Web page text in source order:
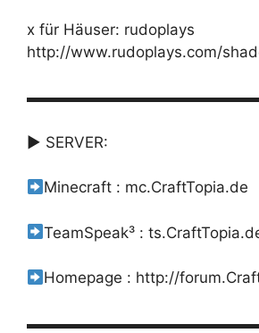
x für Häuser: rudoplays
http://www.rudoplays.com/
► SERVER:
Minecraft : mc.CraftTopia.de
TeamSpeak³ :
Homepage : http://